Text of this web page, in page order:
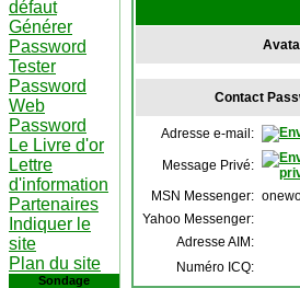
défaut
Générer
Password
Tester
Password
Web
Password
Le Livre d'or
Lettre
d'information
Partenaires
Indiquer le
site
Plan du site
Sondage
Contact
Adresse e-mail:
Message Privé:
MSN Messenger:
Yahoo Messenger:
Adresse AIM:
Numéro ICQ: